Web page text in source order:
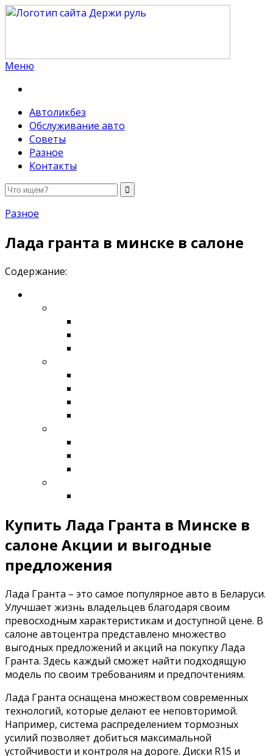
Меню
Автоликбез
Обслуживание авто
Советы
Разное
Контакты
Разное
Лада гранта в минске в салоне
Содержание:
Купить Лада Гранта в Минске в
салоне Акции и выгодные
предложения
Лада Гранта – это самое популярное авто в Беларуси.
Улучшает жизнь владельцев благодаря своим
превосходным характеристикам и доступной цене. В
салоне автоцентра представлено множество
выгодных предложений и акций на покупку Лада
Гранта. Здесь каждый сможет найти подходящую
модель по своим требованиям и предпочтениям.
Лада Гранта оснащена множеством современных
технологий, которые делают ее неповторимой.
Например, система распределением тормозных
усилий позволяет добиться максимальной
устойчивости и контроля на дороге. Диски R15 и